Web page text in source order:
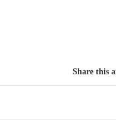
Share this